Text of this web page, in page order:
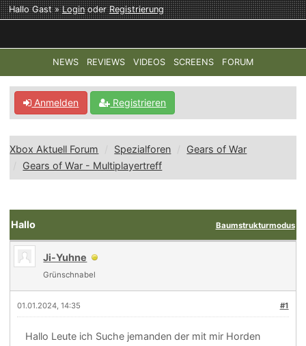
Hallo Gast »LoginoderRegistrierung
NEWS REVIEWS VIDEOS SCREENS FORUM
TOP-THEMEN: COD: MODERN WARFARE 4 HALO:
Anmelden Registrieren
Xbox Aktuell Forum Spezialforen
Gears of War
Gears of War - Multiplayertreff
Baumstrukturmodus
Hallo
Ji-Yuhne
Grünschnabel
#1
01.01.2024, 14:35
Hallo Leute ich Suche jemanden der mit mir Horden